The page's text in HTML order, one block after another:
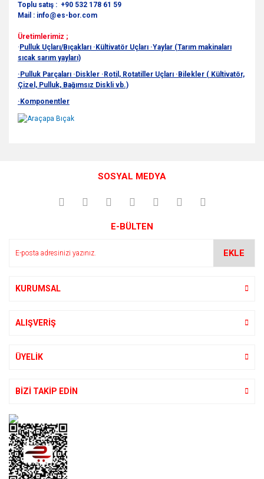
Toplu satış : +90 532 178 61 59
Mail : info@es-bor.com
Üretimlerimiz ;
· Pulluk Uçları/Bıçakları ·Kültivatör Uçları ·Yaylar (Tarım makinaları
sıcak sarım yayları)
·Pulluk Parçaları ·Diskler ·Rotil, Rotatiller Uçları ·Bilekler ( Kültivatör,
Çizel, Pulluk, Bağımsız Diskli vb.)
·Komponentler
Yorum Yaz
Görüş ve önerileriniz için teşekkür ederiz.
Ürün açıklamasında eksik bilgiler bulunuyor.
SOSYAL MEDYA
E-BÜLTEN
EKLE
KURUMSAL
ALIŞVERİŞ
ÜYELİK
BİZİ TAKİP EDİN